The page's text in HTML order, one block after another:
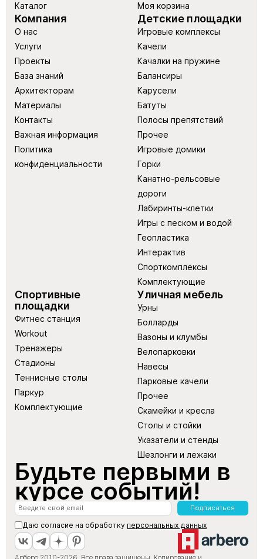
Каталог
Моя корзина
Компания
О нас
Услуги
Проекты
База знаний
Архитекторам
Материалы
Контакты
Важная информация
Политика
конфиденциальности
Детские площадки
Игровые комплексы
Качели
Качалки на пружине
Балансиры
Карусели
Батуты
Полосы препятствий
Прочее
Игровые домики
Горки
Канатно-рельсовые
дороги
Лабиринты-клетки
Игры с песком и водой
Геопластика
Интерактив
Спорткомплексы
Комплектующие
Спортивные
площадки
Фитнес станция
Workout
Тренажеры
Стадионы
Теннисные столы
Паркур
Комплектующие
Уличная мебель
Урны
Болларды
Вазоны и клумбы
Велопарковки
Навесы
Парковые качели
Прочее
Скамейки и кресла
Столы и стойки
Указатели и стенды
Шезлонги и лежаки
Будьте первыми в
курсе событий!
Подписаться
Даю согласие на обработку персональных данных